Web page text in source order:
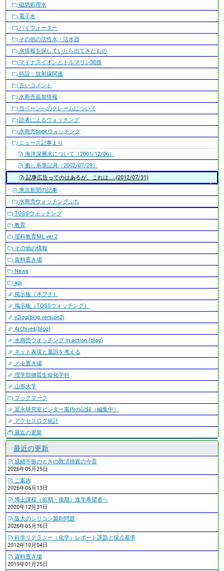
磁気処理水
電子水
パイウォーター
その他の活性水・活水器
水情報を探していたら出てきたもの
マイナスイオンとトルマリン関係
特設：放射線関連
古いコメント
水商売追加情報
当ページへのクレームについて
読者によるウォッチング
水商売bookウォッチング
ニュース記事より
海洋深層水について（2001/12/06）
癒し系筆記具（2002/07/29）
記事広告ってのはあるが、これは……(2012/07/31)
東京新聞の記事
水商売ウォッチングぷち
TOSSウォッチング
教育
理科教育ML ver.2
その他の情報
資料置き場
News
apj
掲示板（水ヲチ）
掲示板（TOSSウォッチング）
v2log(blog version2)
Archives(blog)
水商売ウオッチング in action (blog)
ネット表現と濫訴を考える
メモ置き場
理学部物質生命化学科
山形大学
ブックマーク
冨永研究室ビジター案内の記録（編集中）
アクセスログ統計
最近の更新
最近の更新
成績不振のときの救済措置の今昔
2026年05月25日
ご案内
2026年05月13日
博士課程（前期・後期）進学希望者へ
2020年12月31日
阪大のシリコン製剤問題
2026年05月16日
科学リテラシー（化学）レポート課題と採点基準
2012年10月04日
資料置き場
2019年01月25日